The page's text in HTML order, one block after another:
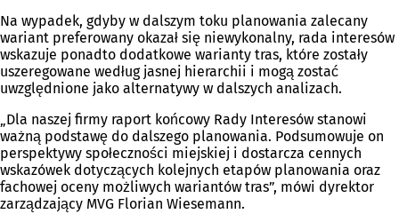
Na wypadek, gdyby w dalszym toku planowania zalecany
wariant preferowany okazał się niewykonalny, rada interesów
wskazuje ponadto dodatkowe warianty tras, które zostały
uszeregowane według jasnej hierarchii i mogą zostać
uwzględnione jako alternatywy w dalszych analizach.
„Dla naszej firmy raport końcowy Rady Interesów stanowi
ważną podstawę do dalszego planowania. Podsumowuje on
perspektywy społeczności miejskiej i dostarcza cennych
wskazówek dotyczących kolejnych etapów planowania oraz
fachowej oceny możliwych wariantów tras”, mówi dyrektor
zarządzający MVG Florian Wiesemann.